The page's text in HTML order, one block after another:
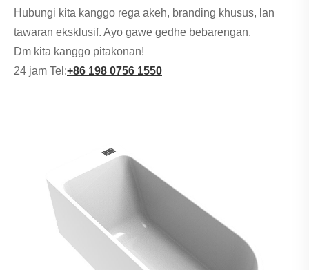
Hubungi kita kanggo rega akeh, branding khusus, lan
tawaran eksklusif. Ayo gawe gedhe bebarengan.
Dm kita kanggo pitakonan!
24 jam Tel:+86 198 0756 1550